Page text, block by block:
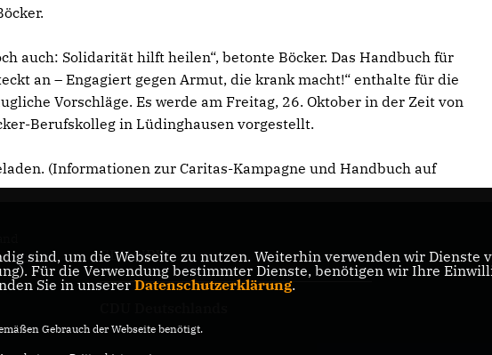
auch: Solidarität hilft heilen“, betonte Böcker. Das Handbuch für
an – Engagiert gegen Armut, die krank macht!“ enthalte für die
Vorschläge. Es werde am Freitag, 26. Oktober in der Zeit von
Berufskolleg in Lüdinghausen vorgestellt.
(Informationen zur Caritas-Kampagne und Handbuch auf
über
CDU NRW
sind, um die Webseite zu nutzen. Weiterhin verwenden wir
Für die Verwendung bestimmter Dienste, benötigen wir Ihre
Sie in unserer Datenschutzerklärung.
Gebrauch der Webseite benötigt.